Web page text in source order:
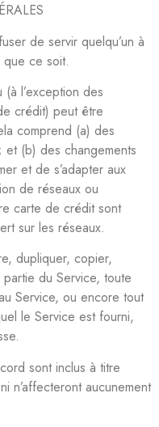
de servir quelqu’un à
ce soit.
l’exception des
crédit) peut être
comprend (a) des
et (b) des changements
et de s’adapter aux
de réseaux ou
carte de crédit sont
sur les réseaux.
dupliquer, copier,
du Service, toute
Service, ou encore tout
le Service est fourni,
sont inclus à titre
n’affecteront aucunement